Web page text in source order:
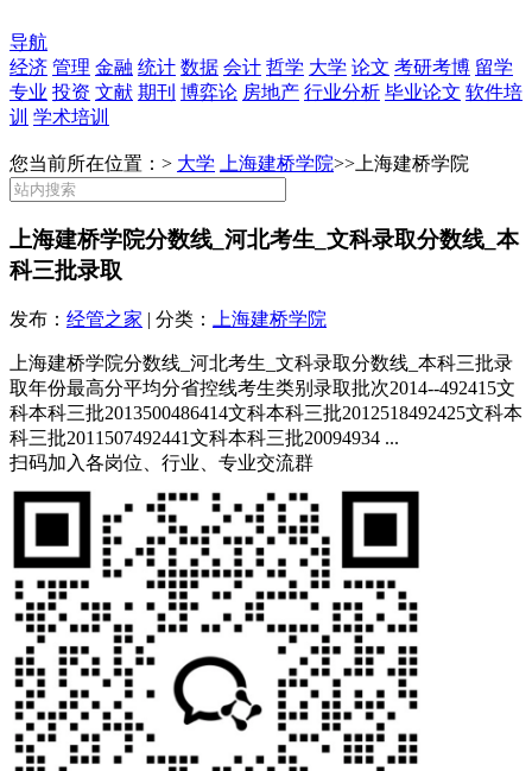
导航
经济 管理 金融 统计 数据 会计 哲学 大学 论文 考研考博 留学
专业 投资 文献 期刊 博弈论 房地产 行业分析 毕业论文 软件培
训 学术培训
您当前所在位置：> 大学 上海建桥学院>> 上海建桥学院
上海建桥学院分数线_河北考生_文科录取分数线_本
科三批录取
发布： 经管之家 | 分类： 上海建桥学院
上海建桥学院分数线_河北考生_文科录取分数线_本科三批录
取年份最高分平均分省控线考生类别录取批次2014--492415文
科本科三批2013500486414文科本科三批2012518492425文科本
科三批2011507492441文科本科三批20094934 ...
扫码加入各岗位、行业、专业交流群